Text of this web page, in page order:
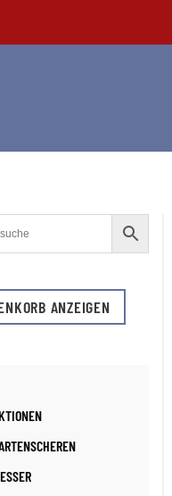
springen
ANZEIGEN